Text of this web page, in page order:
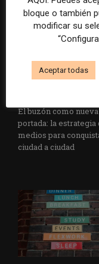
El buzón como nueva
portada: la estrategia
medios para
ciudad a ciudad
bloque o también
modificar su
Aceptar todas